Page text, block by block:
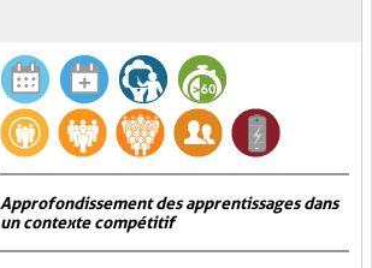
Approfondissement des apprentissages dans
un contexte compétitif